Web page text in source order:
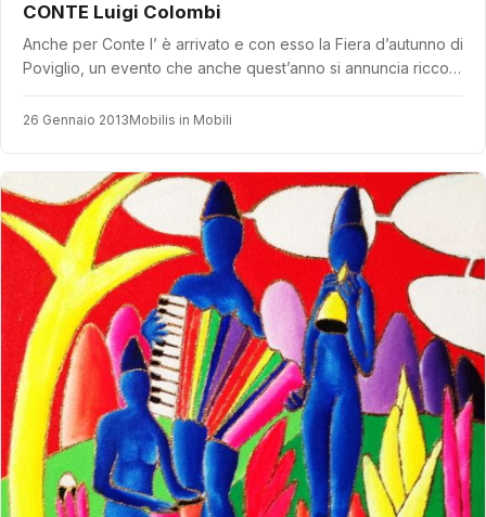
CONTE Luigi Colombi
Anche per Conte l’ è arrivato e con esso la Fiera d’autunno di
Poviglio, un evento che anche quest’anno si annuncia ricco…
26 Gennaio 2013Mobilis in Mobili